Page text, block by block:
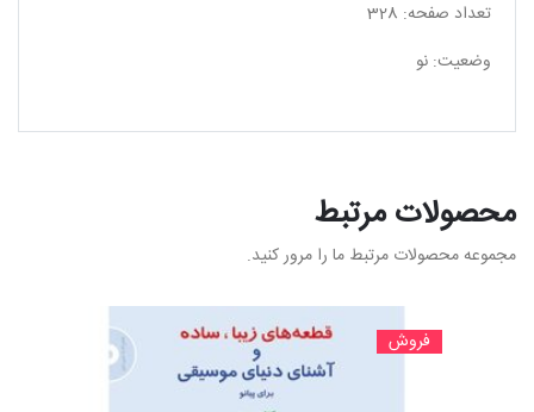
تعداد صفحه: 328
وضعیت: نو
محصولات مرتبط
مجموعه محصولات مرتبط ما را مرور کنید.
فروش